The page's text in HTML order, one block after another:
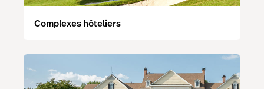
Complexes hôteliers